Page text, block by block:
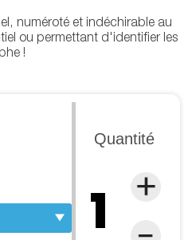
Quantité
numéroté et indéchirable au
ou permettant d'identifier les
!